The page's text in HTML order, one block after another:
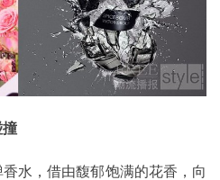
撞
，借由馥郁饱满的花香，向